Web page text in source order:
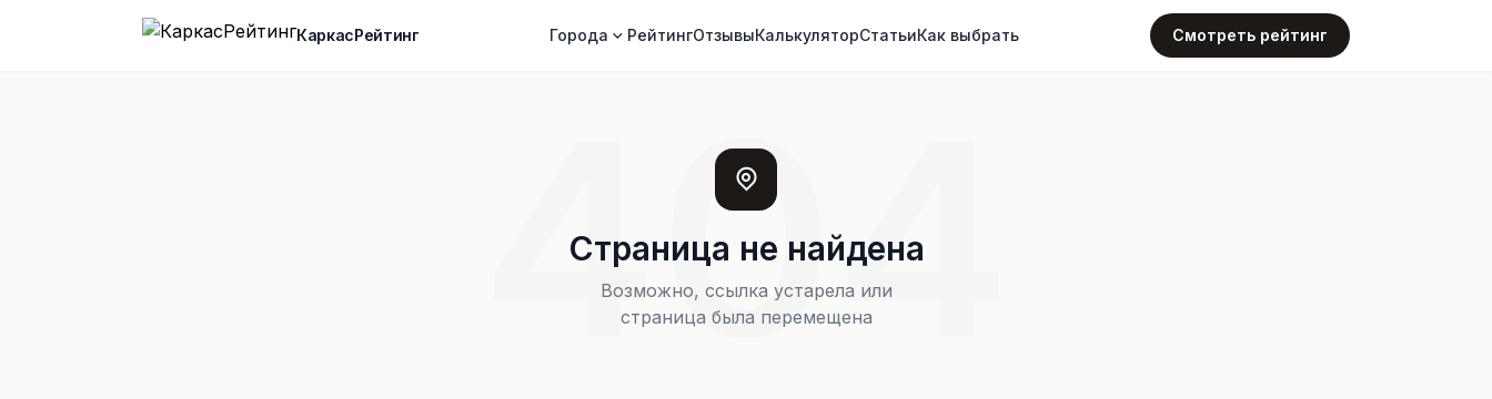
КаркасРейтинг Города РейтингОтзывыКалькуляторСтатьиКак выбрать Смотреть рейтинг
404
Страница не найдена
Возможно, ссылка устарела или
страница была перемещена